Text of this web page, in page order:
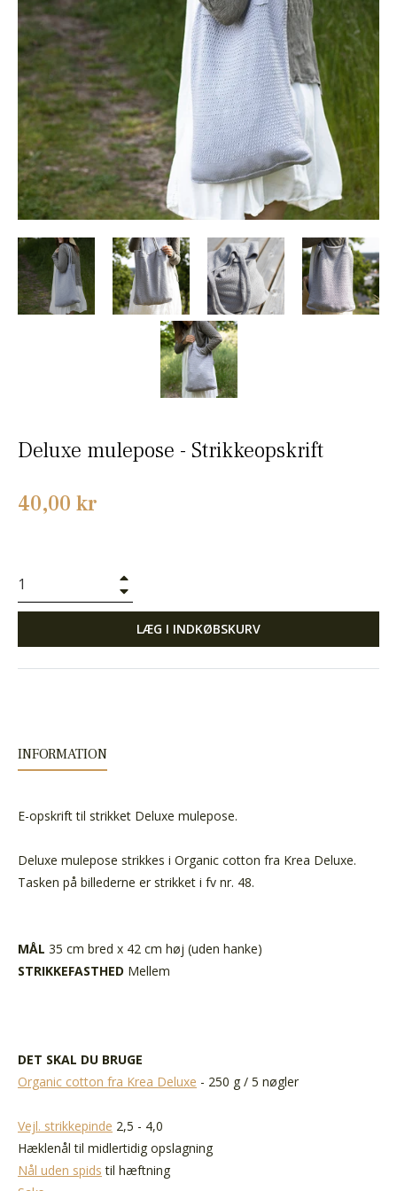
Deluxe mulepose - Strikkeopskrift
Normalpris
40,00 kr
LÆG I INDKØBSKURV
INFORMATION
E-opskrift til strikket Deluxe mulepose.
Deluxe mulepose strikkes i Organic cotton fra Krea Deluxe.
Tasken på billederne er strikket i fv nr. 48.
MÅL 35 cm bred x 42 cm høj (uden hanke)
STRIKKEFASTHED Mellem
DET SKAL DU BRUGE
Organic cotton fra Krea Deluxe - 250 g / 5 nøgler
Vejl. strikkepinde 2,5 - 4,0
Hæklenål til midlertidig opslagning
Nål uden spids til hæftning